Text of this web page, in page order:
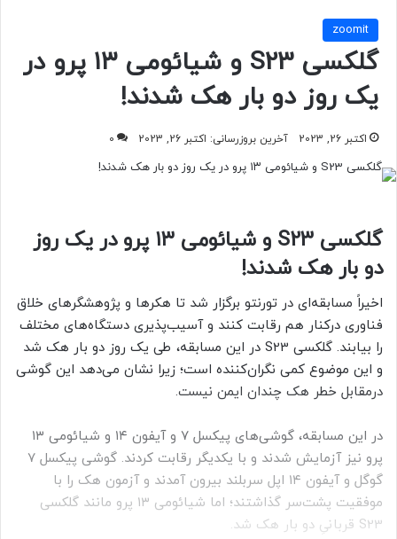
zoomit
گلکسی S23 و شیائومی ۱۳ پرو در
یک روز دو بار هک شدند!
اکتبر 26, 2023 آخرین بروزرسانی: اکتبر 26, 2023 0
گلکسی S23 و شیائومی ۱۳ پرو در یک روز
دو بار هک شدند!
اخیراً مسابقه‌ای در تورنتو برگزار شد تا هکرها و پژوهشگرهای خلاق
فناوری درکنار هم رقابت کنند و آسیب‌پذیری دستگاه‌های مختلف
را بیابند. گلکسی S23 در این مسابقه، طی یک روز دو بار هک شد
و این موضوع کمی نگران‌کننده‌ است؛ زیرا نشان می‌دهد این گوشی
درمقابل خطر هک چندان ایمن نیست.
در این مسابقه، گوشی‌های پیکسل ۷ و آیفون ۱۴ و شیائومی ۱۳
پرو نیز آزمایش شدند و با یکدیگر رقابت کردند. گوشی پیکسل ۷
گوگل و آیفون ۱۴ اپل سربلند بیرون آمدند و آزمون هک را با
موفقیت پشت‌سر گذاشتند؛ اما شیائومی ۱۳ پرو مانند گلکسی
S23 قربانیِ دو بار هک شد.